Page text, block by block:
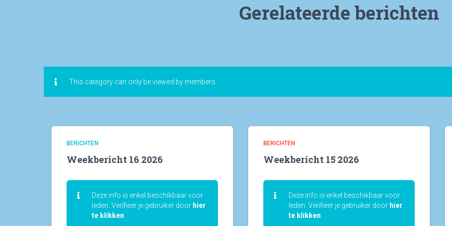
Gerelateerde berichten
This category can only be viewed by members.
BERICHTEN
Weekbericht 16 2026
Deze info is enkel beschikbaar voor
leden. Verifieer je gebruiker door hier
te klikken
BERICHTEN
Weekbericht 15 2026
Deze info is enkel beschikbaar voor
leden. Verifieer je gebruiker door hier
te klikken